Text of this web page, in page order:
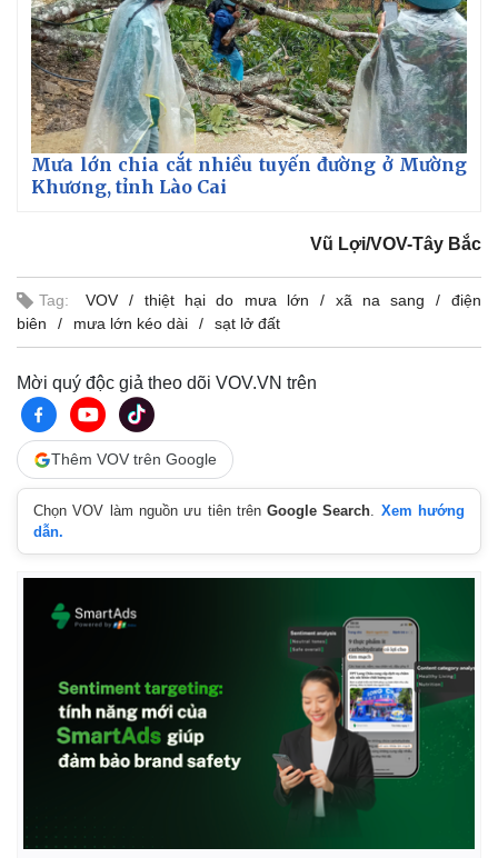
Mưa lớn chia cắt nhiều tuyến đường ở Mường
Khương, tỉnh Lào Cai
Vũ Lợi/VOV-Tây Bắc
Tag: VOV thiệt hại do mưa lớn xã na sang
điện
biên
mưa lớn kéo dài sạt lở đất
Mời quý độc giả theo dõi VOV.VN trên
Thêm VOV trên Google
Chọn VOV làm nguồn ưu tiên trênGoogle Search. Xem hướng
dẫn.